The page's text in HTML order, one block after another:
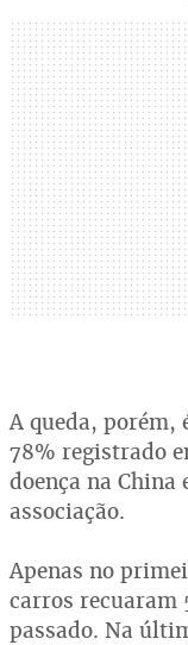
A queda, porém,
78% registrado
doença na China
associação.
Apenas no
carros recuaram
passado. Na